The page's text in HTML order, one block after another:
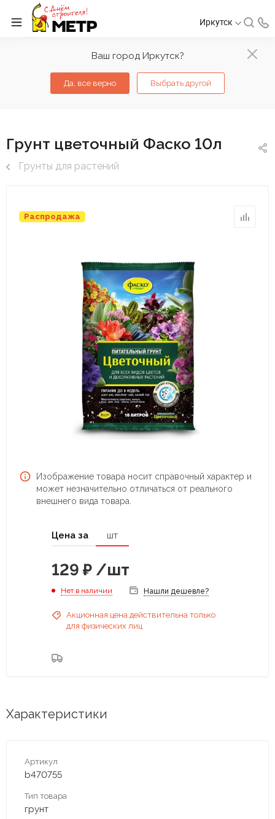
Ваш город Иркутск?
Да, все верно Выбрать другой
Иркутск
Грунт цветочный Фаско 10л
Грунты для растений
Распродажа
Изображение товара носит справочный характер и
может незначительно отличаться от реального
внешнего вида товара.
Цена за шт
129 ₽ /шт
Нет в наличии Нашли дешевле?
Акционная цена действительна только
для физических лиц
Характеристики
Артикул
b470755
Тип товара
грунт